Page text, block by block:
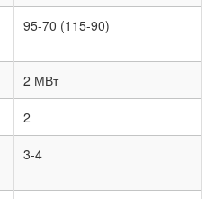
95-70 (115-90)
2 МВт
2
3-4